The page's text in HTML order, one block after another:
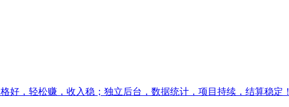
好，轻松赚，收入稳；独立后台，数据统计，项目持续，结算稳定！